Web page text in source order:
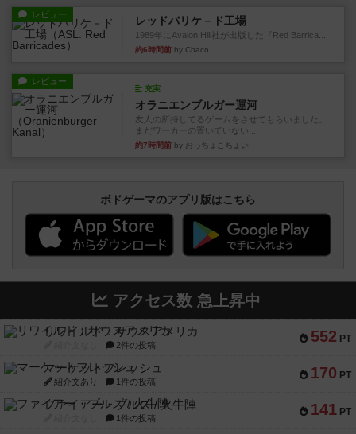
レビュー レッドバリケ－ド工場
1989年にAvalon Hill社が出版した『Red Barrica...
約6時間前 by Chaco
レビュー
充実
オラニエンブルガー運河
友人の所持してるゲームをさせてもらいました。
まだワーカーの置いていない...
約7時間前 by おっちょこちょい
ボドゲーマのアプリ版はこちら
アクセス数 急上昇中
552 PT
リワイルド：サウスアメリカ
2件の投稿
170 PT
マーケットフレッシュ
紹介文あり 1件の投稿
141 PT
ファイアー・ブルズ / 火牛陣
1件の投稿